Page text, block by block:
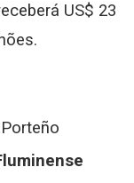
US$ 23